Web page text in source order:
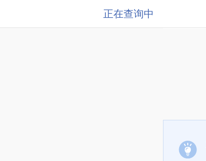
正在查询中